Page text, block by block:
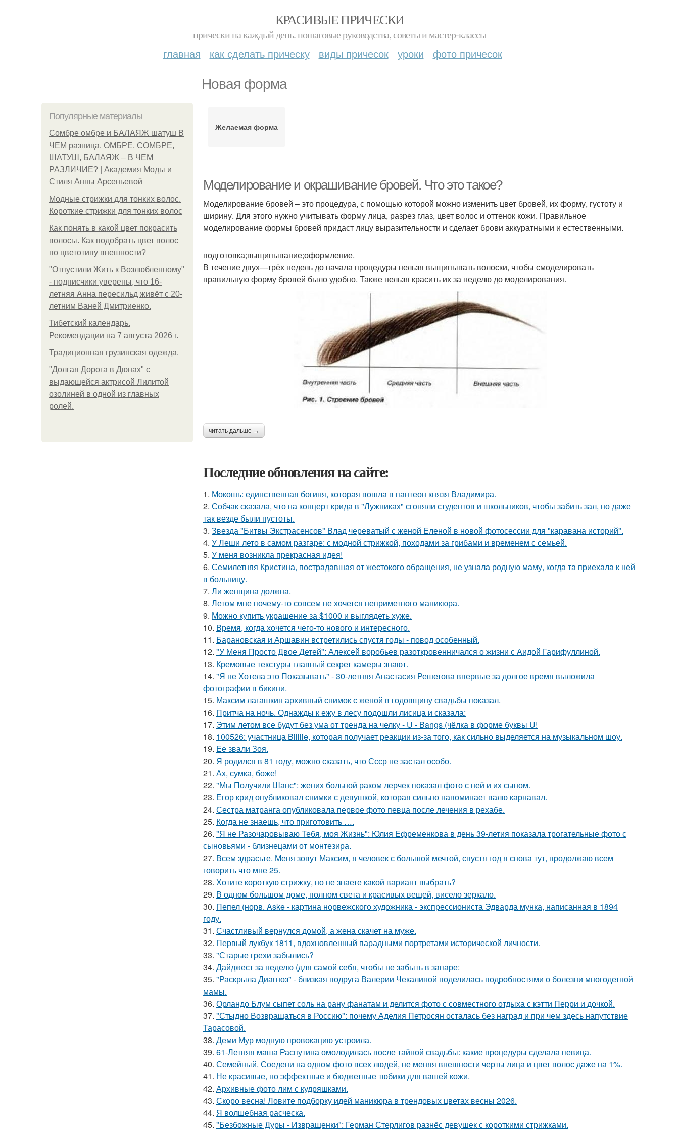
КРАСИВЫЕ ПРИЧЕСКИ
прически на каждый день. пошаговые руководства, советы и мастер-классы
главная как сделать прическу виды причесок уроки фото причесок
Новая форма
Популярные материалы
Сомбре омбре и БАЛАЯЖ шатуш В
ЧЕМ разница. ОМБРЕ, СОМБРЕ,
ШАТУШ, БАЛАЯЖ – В ЧЕМ
РАЗЛИЧИЕ? | Академия Моды и
Стиля Анны Арсеньевой
Модные стрижки для тонких волос.
Короткие стрижки для тонких волос
Как понять в какой цвет покрасить
волосы. Как подобрать цвет волос
по цветотипу внешности?
"Отпустили Жить к Возлюбленному"
- подписчики уверены, что 16-
летняя Анна пересильд живёт с 20-
летним Ваней Дмитриенко.
Тибетский календарь.
Рекомендации на 7 августа 2026 г.
Традиционная грузинская одежда.
"Долгая Дорога в Дюнах" с
выдающейся актрисой Лилитой
озолиней в одной из главных
ролей.
Желаемая форма
Моделирование и окрашивание бровей. Что это такое?
Моделирование бровей – это процедура, с помощью которой можно изменить цвет бровей, их форму, густоту и
ширину. Для этого нужно учитывать форму лица, разрез глаз, цвет волос и оттенок кожи. Правильное
моделирование формы бровей придаст лицу выразительности и сделает брови аккуратными и естественными.
подготовка;выщипывание;оформление.
В течение двух—трёх недель до начала процедуры нельзя выщипывать волоски, чтобы смоделировать
правильную форму бровей было удобно. Также нельзя красить их за неделю до моделирования.
читать дальше →
Последние обновления на сайте:
1. Мокошь: единственная богиня, которая вошла в пантеон князя Владимира.
2. Собчак сказала, что на концерт крида в "Лужниках" сгоняли студентов и школьников, чтобы забить зал, но даже
так везде были пустоты.
3. Звезда "Битвы Экстрасенсов" Влад череватый с женой Еленой в новой фотосессии для "каравана историй".
4. У Леши лето в самом разгаре: с модной стрижкой, походами за грибами и временем с семьей.
5. У меня возникла прекрасная идея!
6. Семилетняя Кристина, пострадавшая от жестокого обращения, не узнала родную маму, когда та приехала к ней
в больницу.
7. Ли женщина должна.
8. Летом мне почему-то совсем не хочется неприметного маникюра.
9. Можно купить украшение за $1000 и выглядеть хуже.
10. Время, когда хочется чего-то нового и интересного.
11. Барановская и Аршавин встретились спустя годы - повод особенный.
12. "У Меня Просто Двое Детей": Алексей воробьев разоткровенничался о жизни с Аидой Гарифуллиной.
13. Кремовые текстуры главный секрет камеры знают.
14. "Я не Хотела это Показывать" - 30-летняя Анастасия Решетова впервые за долгое время выложила
фотографии в бикини.
15. Максим лагашкин архивный снимок с женой в годовщину свадьбы показал.
16. Притча на ночь. Однажды к ежу в лесу подошли лисица и сказала:
17. Этим летом все будут без ума от тренда на челку - U - Bangs (чёлка в форме буквы U!
18. 100526: участница Billlie, которая получает реакции из-за того, как сильно выделяется на музыкальном шоу.
19. Ее звали Зоя.
20. Я родился в 81 году, можно сказать, что Ссср не застал особо.
21. Ах, сумка, боже!
22. "Мы Получили Шанс": жених больной раком лерчек показал фото с ней и их сыном.
23. Егор крид опубликовал снимки с девушкой, которая сильно напоминает валю карнавал.
24. Сестра матранга опубликовала первое фото певца после лечения в рехабе.
25. Когда не знаешь, что приготовить ….
26. "Я не Разочаровываю Тебя, моя Жизнь": Юлия Ефременкова в день 39-летия показала трогательные фото с
сыновьями - близнецами от монтезира.
27. Всем здрасьте. Меня зовут Максим, я человек с большой мечтой, спустя год я снова тут, продолжаю всем
говорить что мне 25.
28. Хотите короткую стрижку, но не знаете какой вариант выбрать?
29. В одном большом доме, полном света и красивых вещей, висело зеркало.
30. Пепел (норв. Aske - картина норвежского художника - экспрессиониста Эдварда мунка, написанная в 1894
году.
31. Счастливый вернулся домой, а жена скачет на муже.
32. Первый лукбук 1811, вдохновленный парадными портретами исторической личности.
33. "Старые грехи забылись?
34. Дайджест за неделю (для самой себя, чтобы не забыть в запаре:
35. "Раскрыла Диагноз" - близкая подруга Валерии Чекалиной поделилась подробностями о болезни многодетной
мамы.
36. Орландо Блум сыпет соль на рану фанатам и делится фото с совместного отдыха с кэтти Перри и дочкой.
37. "Стыдно Возвращаться в Россию": почему Аделия Петросян осталась без наград и при чем здесь напутствие
Тарасовой.
38. Деми Мур модную провокацию устроила.
39. 61-Летняя маша Распутина омолодилась после тайной свадьбы: какие процедуры сделала певица.
40. Семейный. Соедени на одном фото всех людей, не меняя внешности черты лица и цвет волос даже на 1%.
41. Не красивые, но эффектные и бюджетные тюбики для вашей кожи.
42. Архивные фото лим с кудряшками.
43. Скоро весна! Ловите подборку идей маникюра в трендовых цветах весны 2026.
44. Я волшебная расческа.
45. "Безбожные Дуры - Извращенки": Герман Стерлигов разнёс девушек с короткими стрижками.